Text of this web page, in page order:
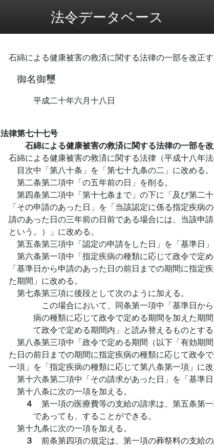
法令データベース
石綿による健康被害の救済に関する法律の一部を改正す
御名御璽
平成二十年六月十八日
法律第七十七号
石綿による健康被害の救済に関する法律の一部を
石綿による健康被害の救済に関する法律（平成十八年
目次中「第八十条」を「第七十九条の二」に改める。
第二条第二項中「の五年前の日」を削る。
第四条第二項中「第十七条まで」の下に「及び第二
「その申請のあった日」を「当該認定に係る指定疾病
請のあった日の三年前の日前である場合には、当該申
という。）」に改める。
第五条第三項中「認定の申請をした日」を「基準日」
第六条第一項中「指定疾病の種類に応じて政令で定
「基準日から申請のあった日の前日までの期間に指定
た期間」に改める。
第七条第三項に後段として次のように加える。
この場合において、同条第一項中「基準日か
病の種類に応じて政令で定める期間を加えた期
て政令で定める期間内」と読み替えるものとする
第八条第三項中「政令で定める期間（以下「有効期
た日の前日までの期間に指定疾病の種類に応じて政令
一項」を「指定疾病の種類に応じて第八条第一項」に改
第十六条第二項中「その請求があった日」を「基準日
第十八条に次の一項を加える。
４ 第一項の医療費等の支給の請求は、第五条第
であっても、することができる。
第十九条に次の一項を加える。
３ 前条第四項の規定は、第一項の葬祭料の支給の